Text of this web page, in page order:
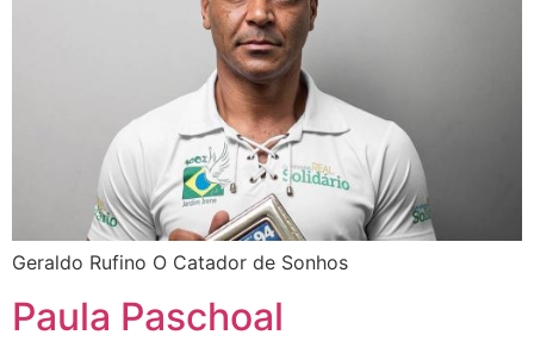
Geraldo Rufino O Catador de Sonhos
Paula Paschoal